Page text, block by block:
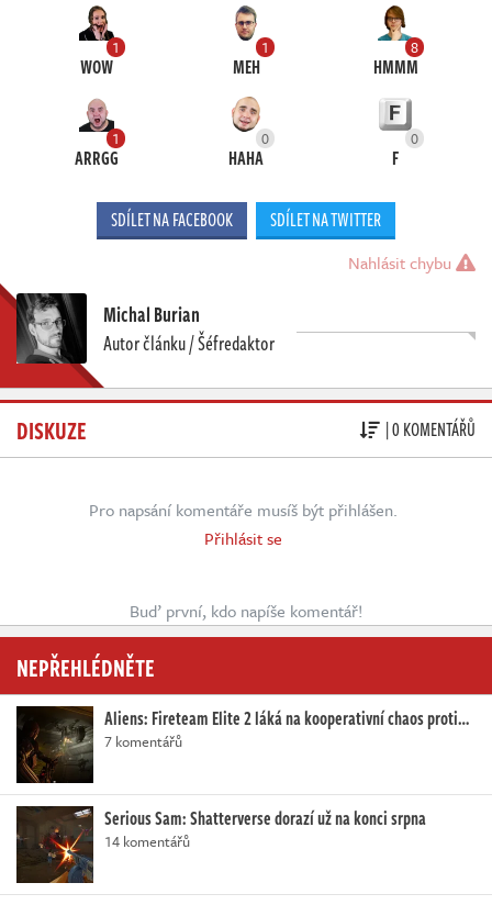
1
WOW
1
MEH
8
HMMM
1
ARRGG
0
HAHA
0
F
SDÍLET NA FACEBOOK SDÍLET NA TWITTER
Nahlásit chybu
Michal Burian
Autor článku / Šéfredaktor
DISKUZE | 0 KOMENTÁŘŮ
Pro napsání komentáře musíš být přihlášen.
Přihlásit se
Buď první, kdo napíše komentář!
NEPŘEHLÉDNĚTE
Aliens: Fireteam Elite 2 láká na kooperativní chaos proti…
7 komentářů
Serious Sam: Shatterverse dorazí už na konci srpna
14 komentářů